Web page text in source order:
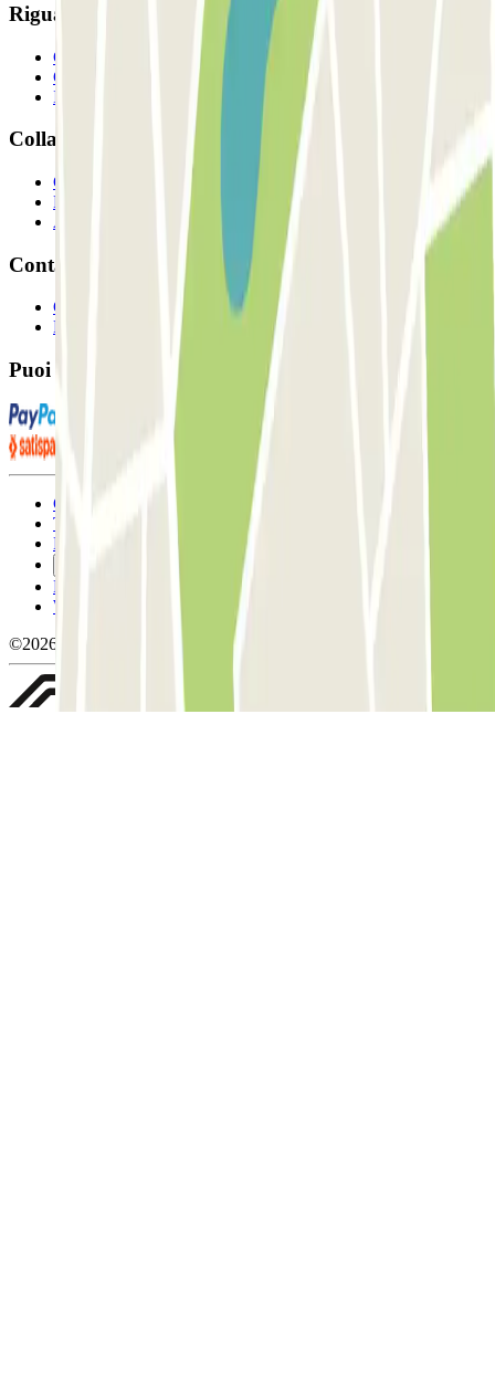
Riguardo a Parclcik
Chi siamo
Come funziona?
I Nostri Parcheggi
Collaboriamo?
Collaboratori
Proprietari di parcheggio
Affiliati
Contatto
Contattaci
FAQ
Puoi utilizzare questi metodi di pagamento:
Condizioni contrattuali e di utilizzo
Termini di cancellazione
Politica sui cookies
Politica sulla privacy
Whistleblowing
©2026 Parclick. Tutti i diritti riservati